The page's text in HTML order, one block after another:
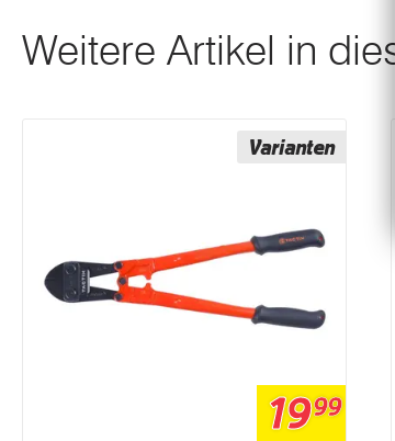
Weitere Artikel in
Varianten
1999